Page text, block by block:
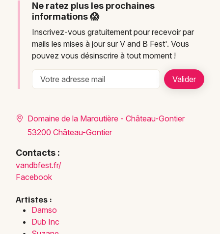
Ne ratez plus les prochaines
informations 😱
Inscrivez-vous gratuitement pour recevoir par
mails les mises à jour sur V and B Fest'. Vous
pouvez vous désinscrire à tout moment !
Domaine de la Maroutière - Château-Gontier
53200 Château-Gontier
Contacts :
vandbfest.fr/
Facebook
Artistes :
Damso
Dub Inc